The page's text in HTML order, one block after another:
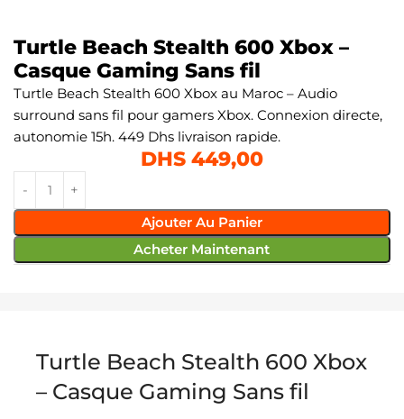
Turtle Beach Stealth 600 Xbox –
Casque Gaming Sans fil
Turtle Beach Stealth 600 Xbox au Maroc – Audio
surround sans fil pour gamers Xbox. Connexion directe,
autonomie 15h. 449 Dhs livraison rapide.
DHS449,00
Ajouter Au Panier
Acheter Maintenant
Turtle Beach Stealth 600 Xbox
– Casque Gaming Sans fil